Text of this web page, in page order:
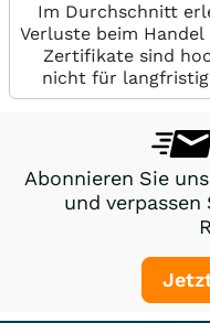
Im Durchschnitt
Verluste beim
Zertifikate sind
nicht für
Abonnieren Sie
und